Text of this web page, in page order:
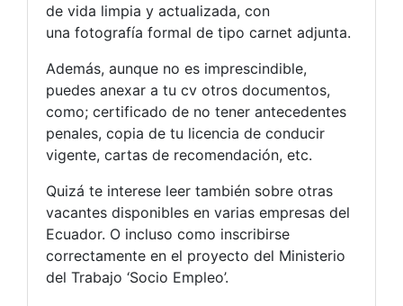
de vida limpia y actualizada, con
una fotografía formal de tipo carnet adjunta.
Además, aunque no es imprescindible,
puedes anexar a tu cv otros documentos,
como; certificado de no tener antecedentes
penales, copia de tu licencia de conducir
vigente, cartas de recomendación, etc.
Quizá te interese leer también sobre otras
vacantes disponibles en varias empresas del
Ecuador. O incluso como inscribirse
correctamente en el proyecto del Ministerio
del Trabajo ‘Socio Empleo’.